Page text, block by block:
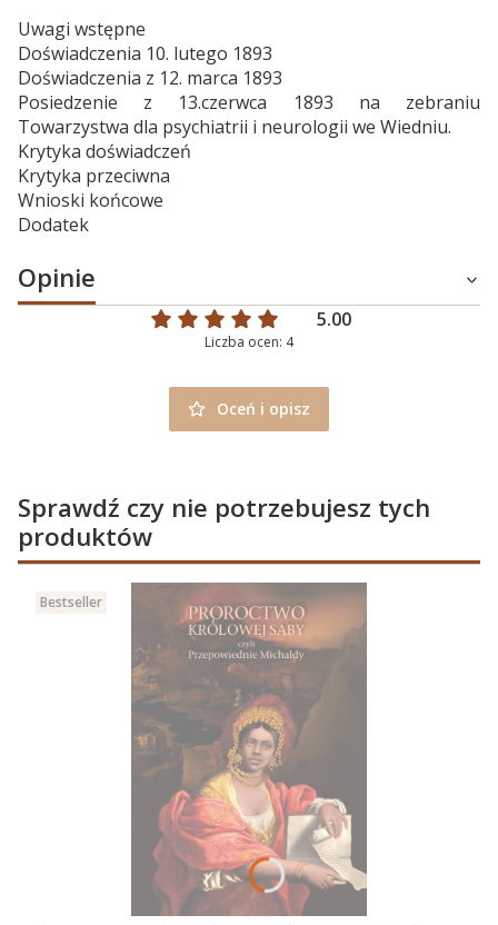
Uwagi wstępne
Doświadczenia 10. lutego 1893
Doświadczenia z 12. marca 1893
Posiedzenie z 13.czerwca 1893 na zebraniu
Towarzystwa dla psychiatrii i neurologii we Wiedniu.
Krytyka doświadczeń
Krytyka przeciwna
Wnioski końcowe
Dodatek
Opinie
5.00
Liczba ocen: 4
Oceń i opisz
Sprawdź czy nie potrzebujesz tych
produktów
Bestseller